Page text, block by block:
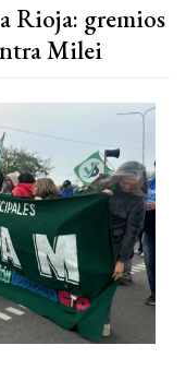
Rioja: gremios
Milei